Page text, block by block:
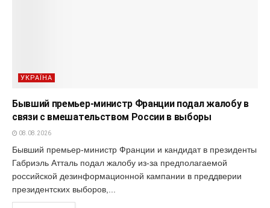
УКРАЇНА
Бывший премьер-министр Франции подал жалобу в
связи с вмешательством России в выборы
08.08.2026
Бывший премьер-министр Франции и кандидат в президенты
Габриэль Атталь подал жалобу из-за предполагаемой
российской дезинформационной кампании в преддверии
президентских выборов,...